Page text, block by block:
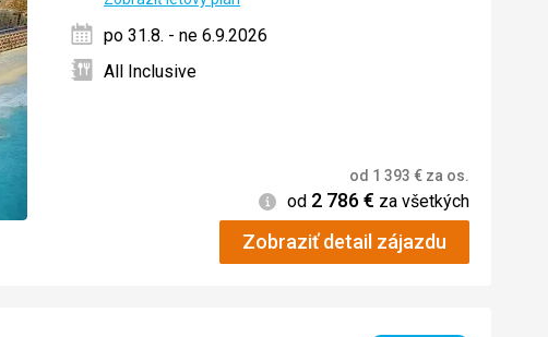
po 31.8. - ne 6.9.2026
All Inclusive
od 1 393 € za os.
Informácie
od 2 786€ za všetkých
Zobraziť detail zájazdu